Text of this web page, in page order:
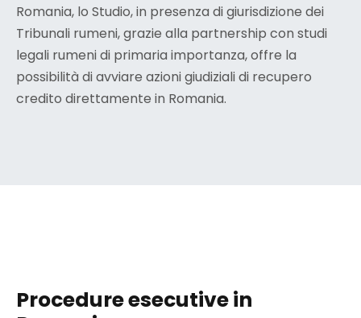
Romania, lo Studio, in presenza di giurisdizione dei
Tribunali rumeni, grazie alla partnership con studi
legali rumeni di primaria importanza, offre la
possibilità di avviare azioni giudiziali di recupero
credito direttamente in Romania.
Procedure esecutive in